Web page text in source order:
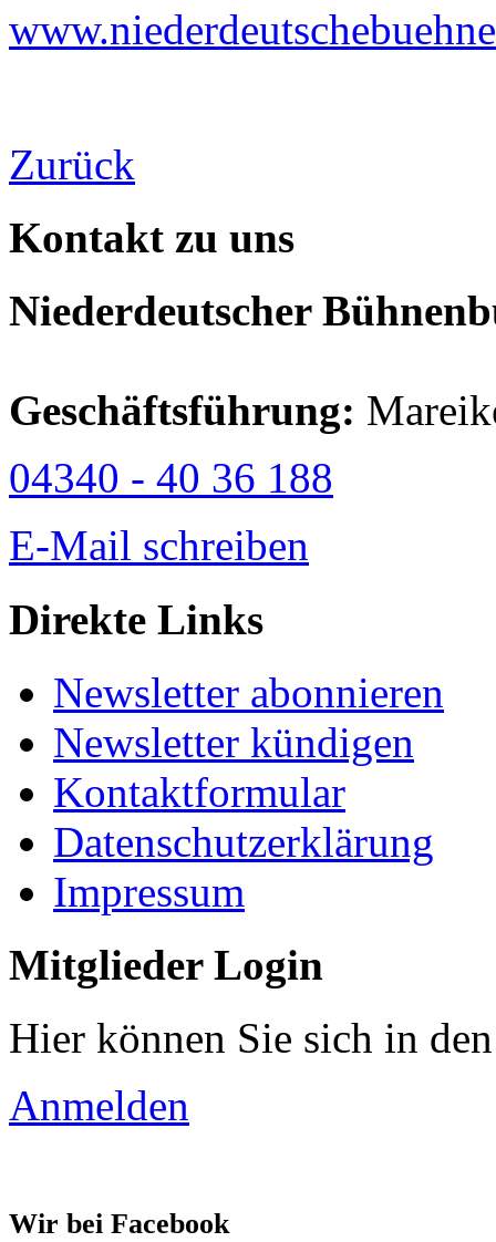
Zurück
Kontakt zu uns
Niederdeutscher
Geschäftsführung:
04340 - 40 36 188
E-Mail schreiben
Direkte Links
Newsletter abonnieren
Newsletter kündigen
Kontaktformular
Datenschutzerklärung
Impressum
Mitglieder Login
Hier können Sie sich in
Anmelden
Wir bei Facebook